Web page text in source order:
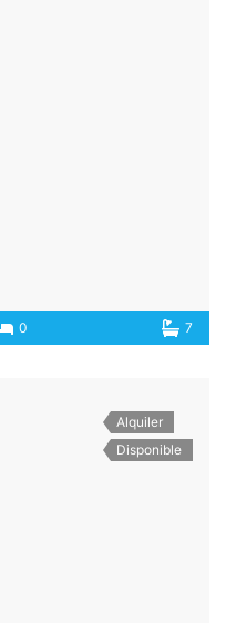
0 7
Alquiler
Disponible